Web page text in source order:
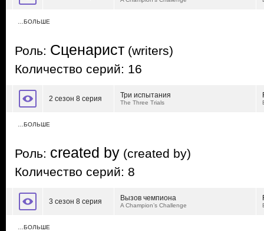
…БОЛЬШЕ
Роль: Сценарист (writers)
Количество серий: 16
2 сезон 8 серия Три испытания
The Three Trials
…БОЛЬШЕ
Роль: created by (created by)
Количество серий: 8
3 сезон 8 серия Вызов чемпиона
A Champion’s Challenge
…БОЛЬШЕ